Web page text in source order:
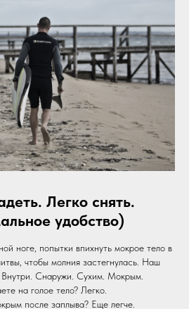
Легко снять.
удобство)
ноге, попытки впихнуть мокрое тело в
чтобы молния застегнулась. Наш
Внутри. Снаружи. Сухим. Мокрым.
на голое тело? Легко.
после заплыва? Еще легче.